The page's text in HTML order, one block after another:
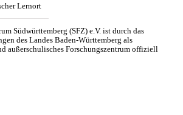
Lernort
Südwürttemberg (SFZ) e.V. ist durch das
des Landes Baden-Württemberg als
außerschulisches Forschungszentrum offiziell